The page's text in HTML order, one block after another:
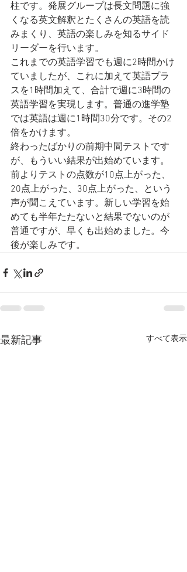
柱です。発展グループは長文問題に強
くなる英文解釈とたくさんの英語を読
みまくり、英語の楽しみを知るサイド
リーダーを行います。
これまでの英語学習でも週に2時間かけ
ていましたが、これに加えて英語プラ
スを1時間加えて、合計で週に3時間の
英語学習を実現します。普通の進学塾
では英語は週に1時間30分です。その2
倍をかけます。
終わったばかりの前期中間テストです
が、もういい結果が出始めています。
前よりテストの点数が10点上がった、
20点上がった、30点上がった、という
声が聞こえています。新しい学習を始
めても半年たたないと結果でないのが
普通ですが、早くも出始めました。今
後が楽しみです。
最新記事 すべて表示